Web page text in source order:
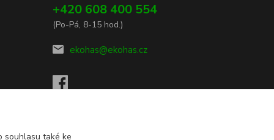
+420 608 400 554
(Po-Pá, 8-15 hod.)
ekohas@ekohas.cz
souhlasu také ke